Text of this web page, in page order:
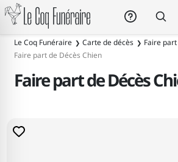
Le Coq Funéraire
Le Coq Funéraire Carte de décès
Faire
Faire part de Décès Chien
Faire part de Décès